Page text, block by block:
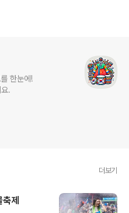
한눈에!
.
더보기
제